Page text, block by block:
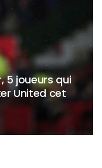
5 joueurs qui
United cet